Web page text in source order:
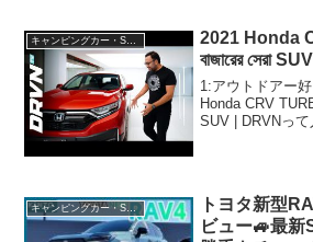
2020.08.16(Sun)
キャンピングカー・SUV人気車種
2021 Honda
বাজারের সেরা
1:アウトドアー
Honda CRV
SUV | DRVNっ
キャンピングカー・SUV人気車種
トヨタ新型
ビュー🚙最